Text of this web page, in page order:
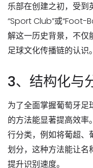
乐部在创建之初，受到
“Sport Club”或“Foot-
解这一历史背景，不仅
足球文化传播链的认识。
3、结构化与
为了全面掌握葡萄牙
的方法能显著提高效
行分类，例如将葡超、
划分，这种方法能让名
提升识别速度。